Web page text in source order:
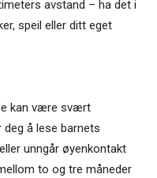
avstand – ha det i
speil eller ditt eget
kan være svært
å lese barnets
unngår øyenkontakt
to og tre måneder